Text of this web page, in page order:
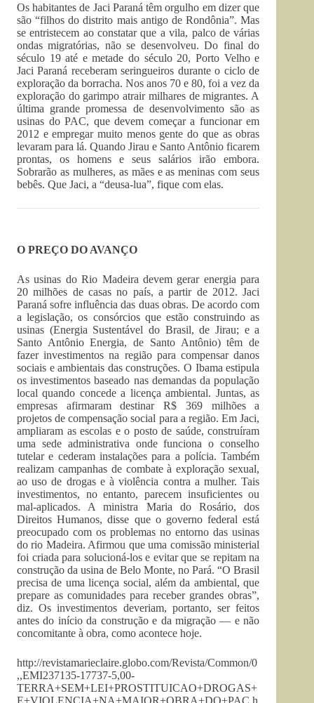
Os habitantes de Jaci Paraná têm orgulho em dizer que
são “filhos do distrito mais antigo de Rondônia”. Mas
se entristecem ao constatar que a vila, palco de várias
ondas migratórias, não se desenvolveu. Do final do
século 19 até e metade do século 20, Porto Velho e
Jaci Paraná receberam seringueiros durante o ciclo de
exploração da borracha. Nos anos 70 e 80, foi a vez da
exploração do garimpo atrair milhares de migrantes. A
última grande promessa de desenvolvimento são as
usinas do PAC, que devem começar a funcionar em
2012 e empregar muito menos gente do que as obras
levaram para lá. Quando Jirau e Santo Antônio ficarem
prontas, os homens e seus salários irão embora.
Sobrarão as mulheres, as mães e as meninas com seus
bebês. Que Jaci, a “deusa-lua”, fique com elas.
O PREÇO DO AVANÇO
As usinas do Rio Madeira devem gerar energia para
20 milhões de casas no país, a partir de 2012. Jaci
Paraná sofre influência das duas obras. De acordo com
a legislação, os consórcios que estão construindo as
usinas (Energia Sustentável do Brasil, de Jirau; e a
Santo Antônio Energia, de Santo Antônio) têm de
fazer investimentos na região para compensar danos
sociais e ambientais das construções. O Ibama estipula
os investimentos baseado nas demandas da população
local quando concede a licença ambiental. Juntas, as
empresas afirmaram destinar R$ 369 milhões a
projetos de compensação social para a região. Em Jaci,
ampliaram as escolas e o posto de saúde, construíram
uma sede administrativa onde funciona o conselho
tutelar e cederam instalações para a polícia. Também
realizam campanhas de combate à exploração sexual,
ao uso de drogas e à violência contra a mulher. Tais
investimentos, no entanto, parecem insuficientes ou
mal-aplicados. A ministra Maria do Rosário, dos
Direitos Humanos, disse que o governo federal está
preocupado com os problemas no entorno das usinas
do rio Madeira. Afirmou que uma comissão ministerial
foi criada para solucioná-los e evitar que se repitam na
construção da usina de Belo Monte, no Pará. “O Brasil
precisa de uma licença social, além da ambiental, que
prepare as comunidades para receber grandes obras”,
diz. Os investimentos deveriam, portanto, ser feitos
antes do início da construção e da migração — e não
concomitante à obra, como acontece hoje.
http://revistamarieclaire.globo.com/Revista/Common/0
,,EMI237135-17737-5,00-
TERRA+SEM+LEI+PROSTITUICAO+DROGAS+
E+VIOLENCIA+NA+MAIOR+OBRA+DO+PAC.h